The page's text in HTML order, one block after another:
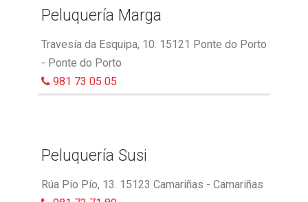
Peluquería Marga
Travesía da Esquipa, 10. 15121 Ponte do Porto
- Ponte do Porto
981 73 05 05
Peluquería Susi
Rúa Pío Pío, 13. 15123 Camariñas - Camariñas